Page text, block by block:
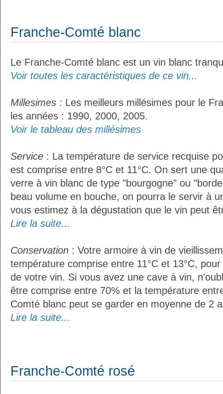
Franche-Comté blanc
Le Franche-Comté blanc est un vin blanc
Voir toutes les caractéristiques de ce vin...
Millesimes : Les meilleurs millésimes pour le
les années : 1990, 2000, 2005.
Voir le tableau des millésimes
Service : La température de service recquise
est comprise entre 8°C et 11°C. On sert une
verre à vin blanc de type "bourgogne" ou
beau volume en bouche, on pourra le servir à
vous estimez à la dégustation que le vin peut
Lire la suite...
Conservation : Votre armoire à vin de
température comprise entre 11°C et 13°C,
de votre vin. Si vous avez une cave à vin,
être comprise entre 70% et la température
Comté blanc peut se garder en moyenne de 2
Lire la suite...
Franche-Comté rosé